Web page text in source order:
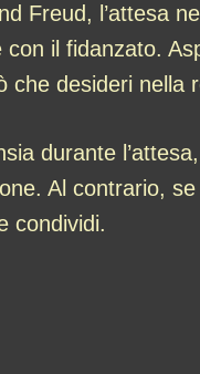
Freud, l’attesa
con il fidanzato.
che desideri nella
durante
Al contrario,
condividi.